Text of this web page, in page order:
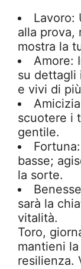
Lavoro:
alla prova,
mostra la
Amore:
su dettagli
e vivi di
scuotere i
gentile.
basse;
la sorte.
sarà la
vitalità.
Toro,
mantieni
resilienza.